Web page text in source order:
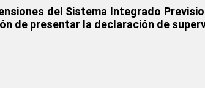
del Sistema Integrado
de presentar la declaración de